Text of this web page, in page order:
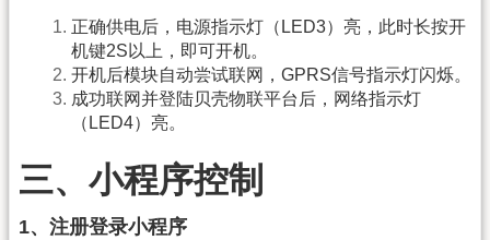
正确供电后，电源指示灯（LED3）亮，此时长按开
机键2S以上，即可开机。
开机后模块自动尝试联网，GPRS信号指示灯闪烁。
成功联网并登陆贝壳物联平台后，网络指示灯
（LED4）亮。
三、小程序控制
1、注册登录小程序